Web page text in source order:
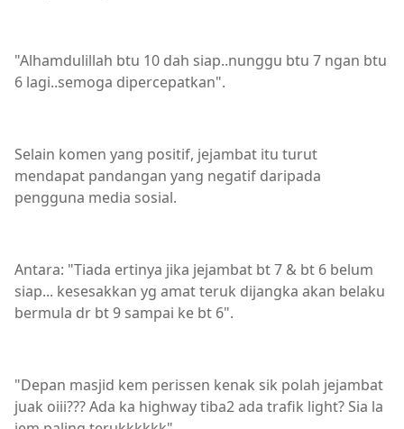
"Alhamdulillah btu 10 dah siap..nunggu btu 7 ngan btu
6 lagi..semoga dipercepatkan".
Selain komen yang positif, jejambat itu turut
mendapat pandangan yang negatif daripada
pengguna media sosial.
Antara: "Tiada ertinya jika jejambat bt 7 & bt 6 belum
siap... kesesakkan yg amat teruk dijangka akan belaku
bermula dr bt 9 sampai ke bt 6".
"Depan masjid kem perissen kenak sik polah jejambat
juak oiii??? Ada ka highway tiba2 ada trafik light? Sia la